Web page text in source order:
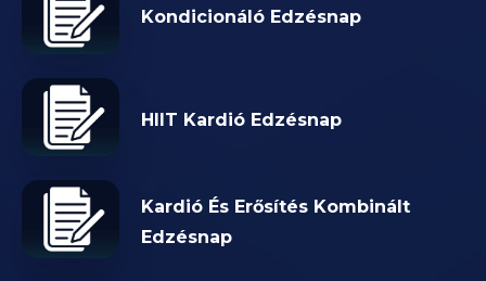
Kondicionáló Edzésnap
HIIT Kardió Edzésnap
Kardió És Erősítés Kombinált
Edzésnap